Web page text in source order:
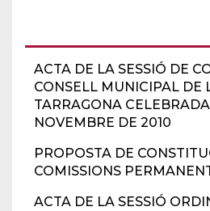
ACTA DE LA SESSIÓ DE
CONSELL MUNICIPAL DE
TARRAGONA
NOVEMBRE DE 2010
PROPOSTA DE
COMISSIONS
ACTA DE LA SESSIÓ